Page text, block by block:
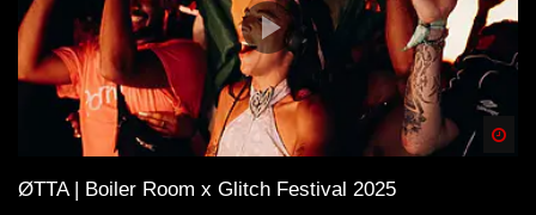
ØTTA | Boiler Room x Glitch Festival 2025